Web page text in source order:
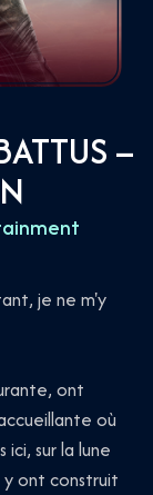
–
je ne m'y
ont
où
sur la lune
y ont construit